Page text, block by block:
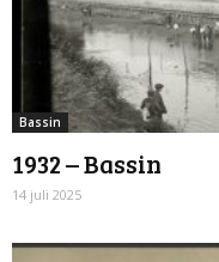
Bassin
1932 – Bassin
14 juli 2025